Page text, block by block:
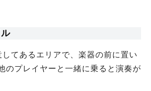
てあるエリアで、楽器の前に置い
のプレイヤーと一緒に乗ると演奏が